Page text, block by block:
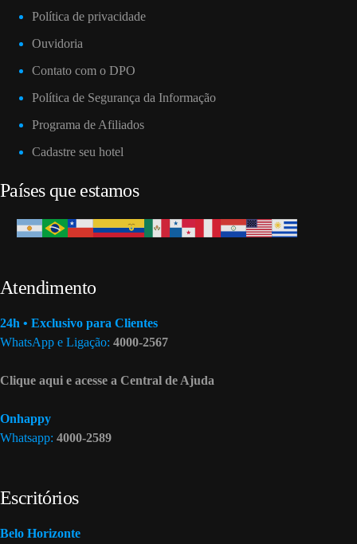
Política de privacidade
Ouvidoria
Contato com o DPO
Política de Segurança da Informação
Programa de Afiliados
Cadastre seu hotel
Países que estamos
Atendimento
24h • Exclusivo para Clientes
WhatsApp e Ligação: 4000-2567
Clique aqui e acesse a Central de Ajuda
Onhappy
Whatsapp: 4000-2589
Escritórios
Belo Horizonte